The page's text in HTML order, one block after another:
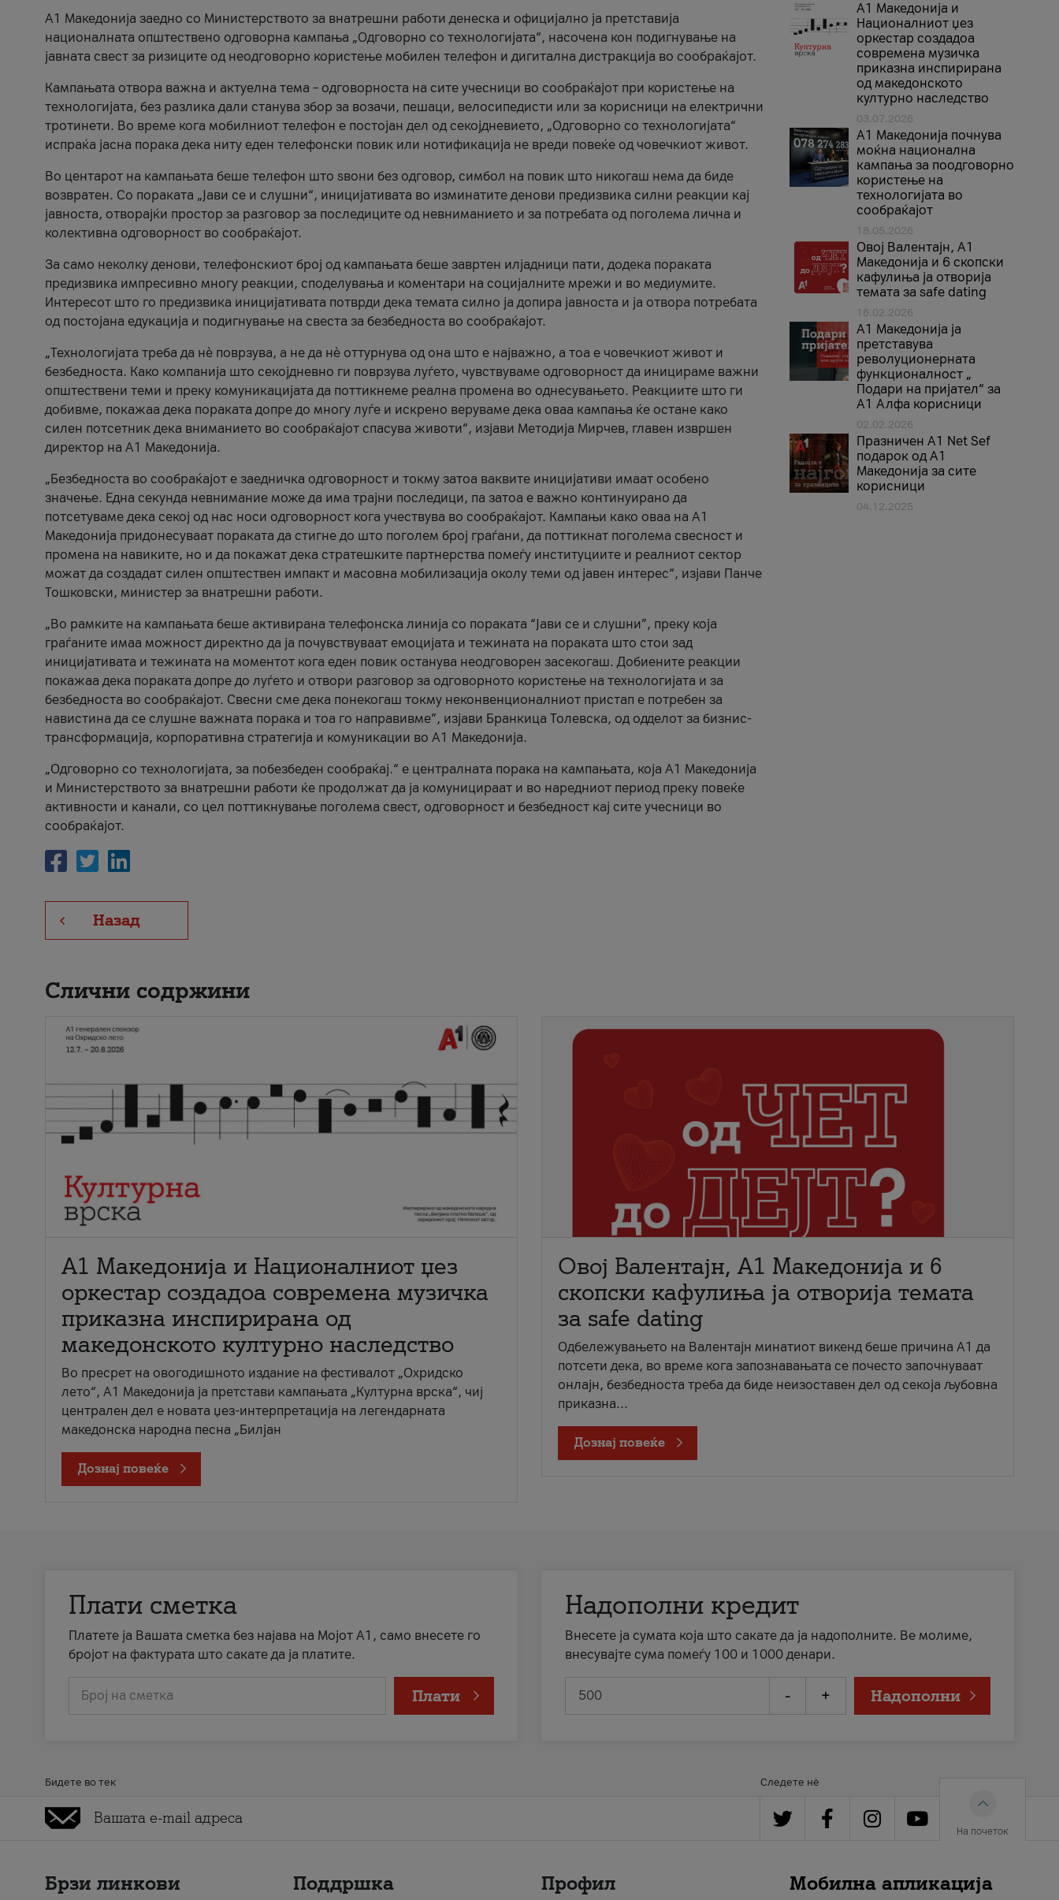
A1 Македонија заедно со Министерството за внатрешни работи денеска и официјално ја претставија
националната општествено одговорна кампања „Одговорно со технологијата“, насочена кон подигнување на
јавната свест за ризиците од неодговорно користење мобилен телефон и дигитална дистракција во сообраќајот.
Кампањата отвора важна и актуелна тема – одговорноста на сите учесници во сообраќајот при користење на
технологијата, без разлика дали станува збор за возачи, пешаци, велосипедисти или за корисници на електрични
тротинети. Во време кога мобилниот телефон е постојан дел од секојдневието, „Одговорно со технологијата“
испраќа јасна порака дека ниту еден телефонски повик или нотификација не вреди повеќе од човечкиот живот.
Во центарот на кампањата беше телефон што ѕвони без одговор, симбол на повик што никогаш нема да биде
возвратен. Со пораката „Јави се и слушни“, иницијативата во изминатите денови предизвика силни реакции кај
јавноста, отворајќи простор за разговор за последиците од невниманието и за потребата од поголема лична и
колективна одговорност во сообраќајот.
За само неколку денови, телефонскиот број од кампањата беше завртен илјадници пати, додека пораката
предизвика импресивно многу реакции, споделувања и коментари на социјалните мрежи и во медиумите.
Интересот што го предизвика иницијативата потврди дека темата силно ја допира јавноста и ја отвора потребата
од постојана едукација и подигнување на свеста за безбедноста во сообраќајот.
„Технологијата треба да нè поврзува, а не да нè оттурнува од она што е најважно, а тоа е човечкиот живот и
безбедноста. Како компанија што секојдневно ги поврзува луѓето, чувствуваме одговорност да иницираме важни
општествени теми и преку комуникацијата да поттикнеме реална промена во однесувањето. Реакциите што ги
добивме, покажаа дека пораката допре до многу луѓе и искрено веруваме дека оваа кампања ќе остане како
силен потсетник дека вниманието во сообраќајот спасува животи“, изјави Методија Мирчев, главен извршен
директор на А1 Македонија.
„Безбедноста во сообраќајот е заедничка одговорност и токму затоа ваквите иницијативи имаат особено
значење. Една секунда невнимание може да има трајни последици, па затоа е важно континуирано да
потсетуваме дека секој од нас носи одговорност кога учествува во сообраќајот. Кампањи како оваа на A1
Македонија придонесуваат пораката да стигне до што поголем број граѓани, да поттикнат поголема свесност и
промена на навиките, но и да покажат дека стратешките партнерства помеѓу институциите и реалниот сектор
можат да создадат силен општествен импакт и масовна мобилизација околу теми од јавен интерес“, изјави Панче
Тошковски, министер за внатрешни работи.
„Во рамките на кампањата беше активирана телефонска линија со пораката “Јави се и слушни”, преку која
граѓаните имаа можност директно да ја почувствуваат емоцијата и тежината на пораката што стои зад
иницијативата и тежината на моментот кога еден повик останува неодговорен засекогаш. Добиените реакции
покажаа дека пораката допре до луѓето и отвори разговор за одговорното користење на технологијата и за
безбедноста во сообраќајот. Свесни сме дека понекогаш токму неконвенционалниот пристап е потребен за
навистина да се слушне важната порака и тоа го направивме”, изјави Бранкица Толевска, од одделот за бизнис-
трансформација, корпоративна стратегија и комуникации во А1 Македонија.
„Одговорно со технологијата, за побезбеден сообраќај.“ е централната порака на кампањата, која A1 Македонија
и Министерството за внатрешни работи ќе продолжат да ја комуницираат и во наредниот период преку повеќе
активности и канали, со цел поттикнување поголема свест, одговорност и безбедност кај сите учесници во
сообраќајот.
Назад
А1 Македонија и
Националниот џез
оркестар создадоа
современа музичка
приказна инспирирана
од македонското
културно наследство
03.07.2026
A1 Македонија почнува
моќна национална
кампања за поодговорно
користење на
технологијата во
сообраќајот
18.05.2026
Овој Валентајн, A1
Македонија и 6 скопски
кафулиња ја отворија
темата за safe dating
16.02.2026
А1 Македонија ја
претставува
револуционерната
функционалност „
Подари на пријател“ за
А1 Алфа корисници
02.02.2026
Празничен A1 Net Sеf
подарок од А1
Македонија за сите
корисници
04.12.2025
Слични содржини
А1 Македонија и Националниот џез
оркестар создадоа современа музичка
приказна инспирирана од
македонското културно наследство
Во пресрет на овогодишното издание на фестивалот „Охридско
лето“, А1 Македонија ја претстави кампањата „Културна врска“, чиј
централен дел е новата џез-интерпретација на легендарната
македонска народна песна „Билјан
Дознај повеќе
Овој Валентајн, A1 Македонија и 6
скопски кафулиња ја отворија темата
за safe dating
Одбележувањето на Валентајн минатиот викенд беше причина А1 да
потсети дека, во време кога запознавањата се почесто започнуваат
онлајн, безбедноста треба да биде неизоставен дел од секоја љубовна
приказна...
Дознај повеќе
Плати сметка
Платете ја Вашата сметка без најава на Мојот А1, само внесете го
бројот на фактурата што сакате да ја платите.
Број на сметка Плати
Надополни кредит
Внесете ја сумата која што сакате да ја надополните. Ве молиме,
внесувајте сума помеѓу 100 и 1000 денари.
- + Надополни
Бидете во тек Следете нè
На почеток
Брзи линкови Поддршка Профил Мобилна апликација